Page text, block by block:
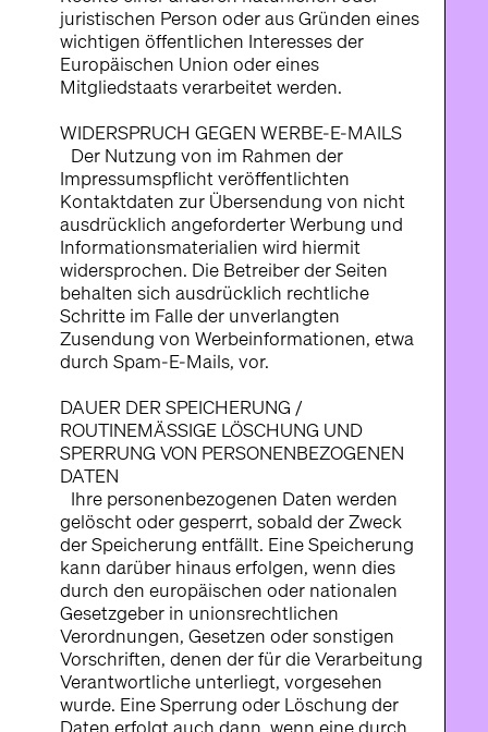
juristischen Person oder aus Gründen eines
wichtigen öffentlichen Interesses der
Europäischen Union oder eines
Mitgliedstaats verarbeitet werden.
WIDERSPRUCH GEGEN WERBE-E-MAILS
Der Nutzung von im Rahmen der
Impressumspflicht veröffentlichten
Kontaktdaten zur Übersendung von nicht
ausdrücklich angeforderter Werbung und
Informationsmaterialien wird hiermit
widersprochen. Die Betreiber der Seiten
behalten sich ausdrücklich rechtliche
Schritte im Falle der unverlangten
Zusendung von Werbeinformationen, etwa
durch Spam-E-Mails, vor.
DAUER DER SPEICHERUNG /
ROUTINEMÄSSIGE LÖSCHUNG UND
SPERRUNG VON PERSONENBEZOGENEN
DATEN
Ihre personenbezogenen Daten werden
gelöscht oder gesperrt, sobald der Zweck
der Speicherung entfällt. Eine Speicherung
kann darüber hinaus erfolgen, wenn dies
durch den europäischen oder nationalen
Gesetzgeber in unionsrechtlichen
Verordnungen, Gesetzen oder sonstigen
Vorschriften, denen der für die Verarbeitung
Verantwortliche unterliegt, vorgesehen
wurde. Eine Sperrung oder Löschung der